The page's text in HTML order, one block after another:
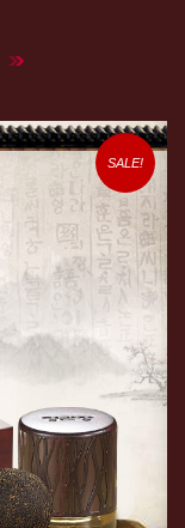
SALE!